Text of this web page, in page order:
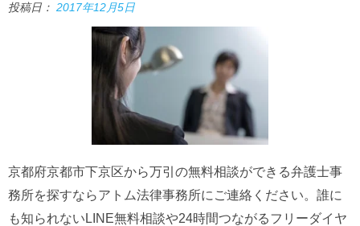
投稿日： 2017年12月5日
京都府京都市下京区から万引の無料相談ができる弁護士事
務所を探すならアトム法律事務所にご連絡ください。誰に
も知られないLINE無料相談や24時間つながるフリーダイヤ